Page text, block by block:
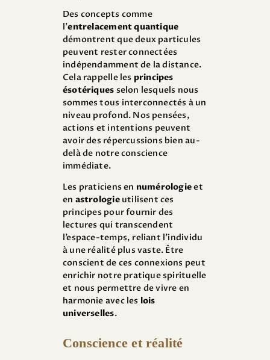
Des concepts comme
l’entrelacement quantique
démontrent que deux particules
peuvent rester connectées
indépendamment de la distance.
Cela rappelle les principes
ésotériques selon lesquels nous
sommes tous interconnectés à un
niveau profond. Nos pensées,
actions et intentions peuvent
avoir des répercussions bien au-
delà de notre conscience
immédiate.
Les praticiens en numérologieet
en astrologieutilisent ces
principes pour fournir des
lectures qui transcendent
l’espace-temps, reliant l’individu
à une réalité plus vaste. Être
conscient de ces connexions peut
enrichir notre pratique spirituelle
et nous permettre de vivre en
harmonie avec les lois
universelles.
Conscience et réalité